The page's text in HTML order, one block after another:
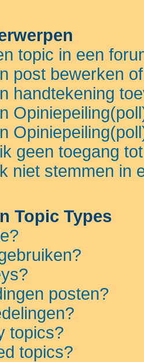
topic in een
post bewerken
handtekening
geen toegang
niet stemmen in
Topic Types
posten?
topics?
topics?